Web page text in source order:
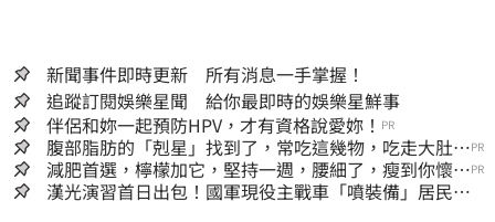
新聞事件即時更新 所有消息一手掌握！
追蹤訂閱娛樂星聞 給你最即時的娛樂星鮮事
伴侶和妳一起預防HPV，才有資格說愛妳！ PR
腹部脂肪的「剋星」找到了，常吃這幾物，吃走大肚
囊，瘦出小蠻腰
PR
減肥首選，檸檬加它，堅持一週，腰細了，瘦到你懷疑
人生
PR
漢光演習首日出包！國軍現役主戰車「噴裝備」居民撿